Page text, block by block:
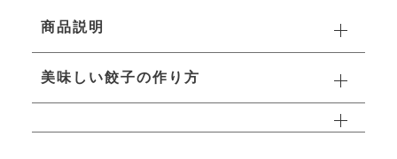
商品説明
美味しい餃子の作り方